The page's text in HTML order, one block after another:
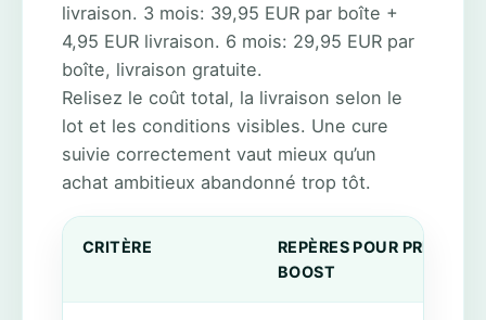
livraison. 3 mois: 39,95 EUR par boîte +
4,95 EUR livraison. 6 mois: 29,95 EUR par
boîte, livraison gratuite.
Relisez le coût total, la livraison selon le
lot et les conditions visibles. Une cure
suivie correctement vaut mieux qu’un
achat ambitieux abandonné trop tôt.
CRITÈRE
REPÈRES POUR PRÉBIO-
BOOST